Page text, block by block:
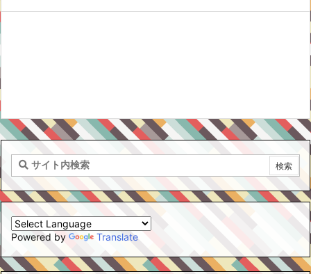
Powered by Translate